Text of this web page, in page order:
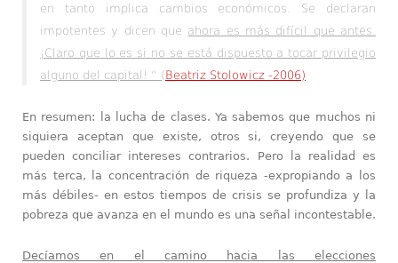
en tanto implica cambios económicos. Se declaran
impotentes y dicen que ahora es más difícil que antes.
¡Claro que lo es si no se está dispuesto a tocar privilegio
alguno del capital! “ (Beatriz Stolowicz -2006)
En resumen: la lucha de clases. Ya sabemos que muchos ni
siquiera aceptan que existe, otros si, creyendo que se
pueden conciliar intereses contrarios. Pero la realidad es
más terca, la concentración de riqueza -expropiando a los
más débiles- en estos tiempos de crisis se profundiza y la
pobreza que avanza en el mundo es una señal incontestable.
Decíamos en el camino hacia las elecciones